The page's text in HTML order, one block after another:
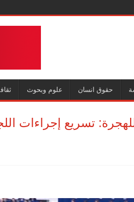
حقوق انسان علوم وبحوث
تسريع إجراءات